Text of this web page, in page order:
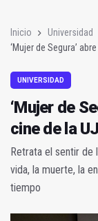
Inicio
Universidad
‘Mujer de Segura’
UNIVERSIDAD
‘Mujer de
cine de la
Retrata el sentir de
vida, la muerte, la
tiempo